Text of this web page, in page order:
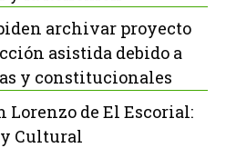
archivar proyecto
asistida debido a
y constitucionales
Lorenzo de El Escorial:
Cultural